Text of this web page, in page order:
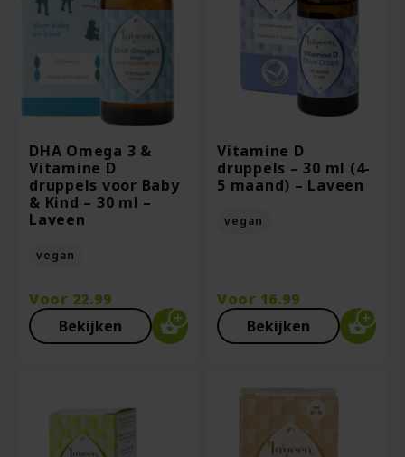
DHA Omega 3 &
Vitamine D
druppels voor Baby
& Kind – 30 ml –
Laveen
vegan
Voor 22.99
Bekijken
Vitamine D
druppels – 30 ml (4-
5 maand) – Laveen
vegan
Voor 16.99
Bekijken